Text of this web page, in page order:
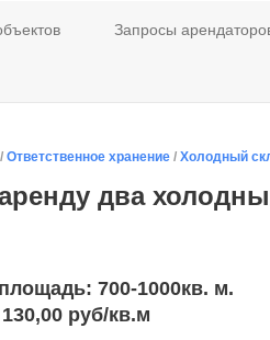
Запросы
/ Ответственное хранение / Холодный
два
700-1000кв. м.
руб/кв.м